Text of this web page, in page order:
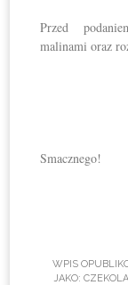
Przed
malinami oraz
Smacznego!
WPIS
JAKO: